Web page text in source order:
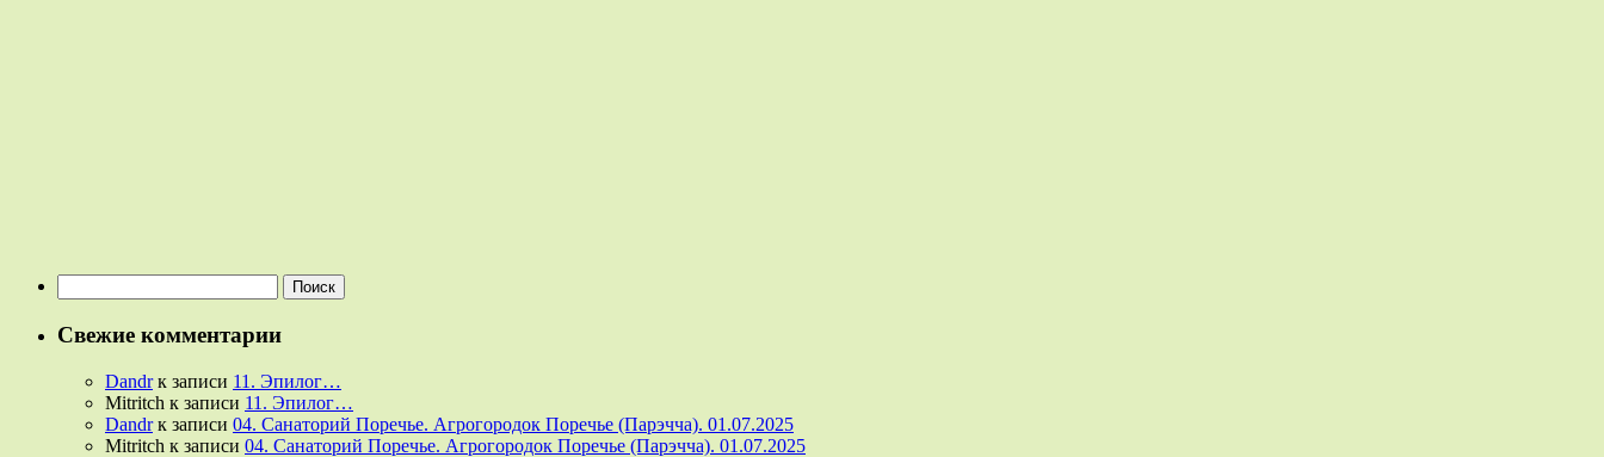
Свежие комментарии
Dandrк записи 11. Эпилог…
Mitritch к записи 11. Эпилог…
Dandrк записи 04. Санаторий Поречье. Агрогородок Поречье (Парэчча). 01.07.2025
Mitritch к записи 04. Санаторий Поречье. Агрогородок Поречье (Парэчча). 01.07.2025